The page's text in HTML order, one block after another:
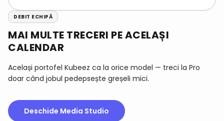
DEBIT ECHIPĂ
MAI MULTE TRECERI PE ACELAȘI
CALENDAR
Același portofel Kubeez ca la orice model — treci la Pro
doar când jobul pedepsește greșeli mici.
Deschide Media Studio